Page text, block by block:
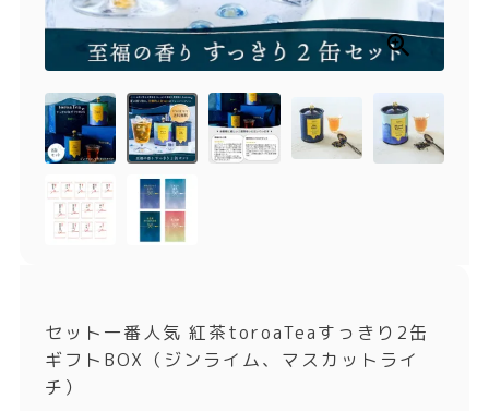
紅茶toroaTea
メルマガ会員様限定
クッキー缶
お誕生日セット
手さげ袋
季節限定
¥2,000〜¥3,999
〜¥1,999
セット一番人気 紅茶toroaTeaすっきり2缶
ギフトBOX（ジンライム、マスカットライ
チ）